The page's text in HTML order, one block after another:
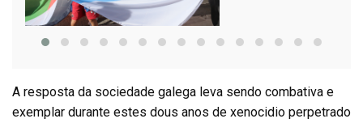
A resposta da sociedade galega leva sendo combativa e
exemplar durante estes dous anos de xenocidio perpetrado